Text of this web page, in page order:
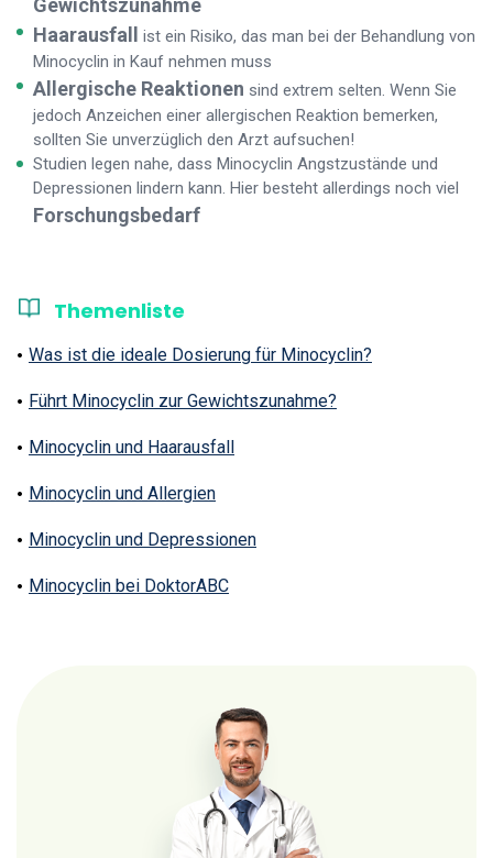
Gewichtszunahme
Haarausfall
ist ein Risiko, das man bei der Behandlung von
Minocyclin in Kauf nehmen muss
Allergische Reaktionen sind extrem selten. Wenn Sie
jedoch Anzeichen einer allergischen Reaktion bemerken,
sollten Sie unverzüglich den Arzt aufsuchen!
Studien legen nahe, dass Minocyclin Angstzustände und
Depressionen lindern kann. Hier besteht allerdings noch viel
Forschungsbedarf
Themenliste
Was ist die ideale Dosierung für Minocyclin?
Führt Minocyclin zur Gewichtszunahme?
Minocyclin und Haarausfall
Minocyclin und Allergien
Minocyclin und Depressionen
Minocyclin bei DoktorABC